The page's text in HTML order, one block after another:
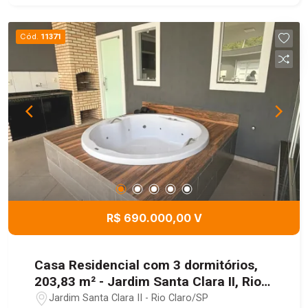
generosa -Área de luz interna -Duas cozinhas -3
dormitórios com armários, sendo 1 suíte com
closet Banheiro social amplo Nos fundos, há um
quintal espaçoso com área de serviço e uma
edícula com dormitório e banheiro. Uma casa
versátil, ideal tanto para residência quanto para
investimento comercial. Localização privilegiada!
Cód. 11371
R$ 690.000,00 V
Casa Residencial com 3 dormitórios,
203,83 m² - Jardim Santa Clara II, Rio
Claro/SP
Jardim Santa Clara II - Rio Claro/SP